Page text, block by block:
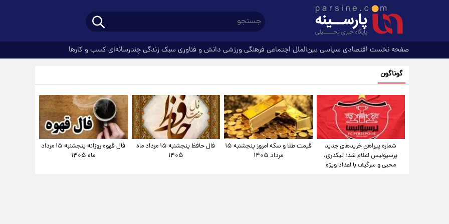
صفحه نخست اقتصادی سیاسی بین‌الملل اجتماعی فرهنگیورزشی دانش و فناوری سبک زندگیچندرسانه‌ای کسب و کارها
گوناگون
شماره پیراهن خریدهای جدید
پرسپولیس اعلام شد؛ تیکدری،
محبی و سرگیف با اعداد ویژه
قیمت طلا و سکه امروز پنجشنبه ۱۵
مرداد ۱۴۰۵
فال حافظ پنجشنبه ۱۵ مرداد ماه
۱۴۰۵
فال قهوه روزانه پنجشنبه ۱۵ مرداد
ماه ۱۴۰۵